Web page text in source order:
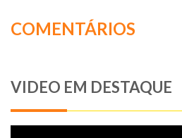
COMENTÁRIOS
VIDEO EM DESTAQUE